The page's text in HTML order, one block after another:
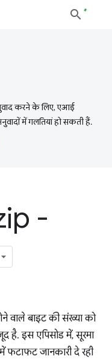
करने के लिए, एआई
में गलतियां हो सकती हैं.
-
वाले बाइट की संख्या को
है. इस एपिसोड में, सूरमा
जानकारी दे रही